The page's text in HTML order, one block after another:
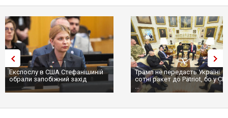
Експослу в США Стефанішиній
обрали запобіжний захід
Трамп не передасть Україні
сотні ракет до Patriot, бо у
...